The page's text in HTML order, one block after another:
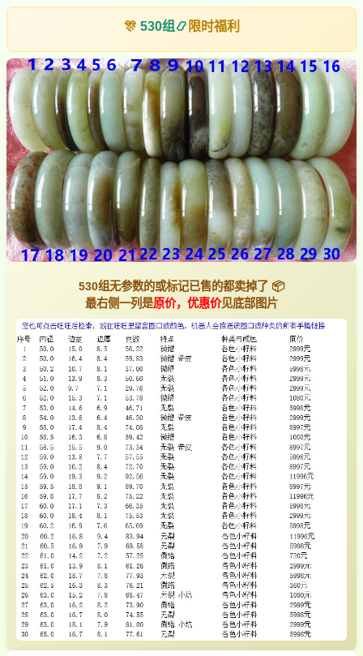
🎊 530组 📿 限时福利
530组无参数的或标记已售的都卖掉了 📦
最右侧一列是原价，优惠价见底部图片